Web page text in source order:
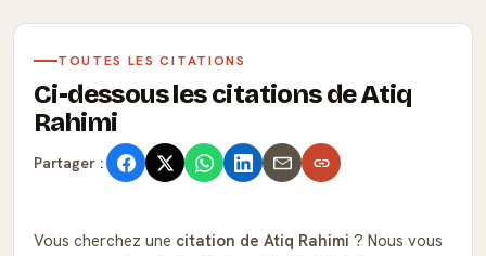
TOUTES LES CITATIONS
Ci-dessous les citations de Atiq
Rahimi
Partager :
Vous cherchez une citation de Atiq Rahimi ? Nous vous